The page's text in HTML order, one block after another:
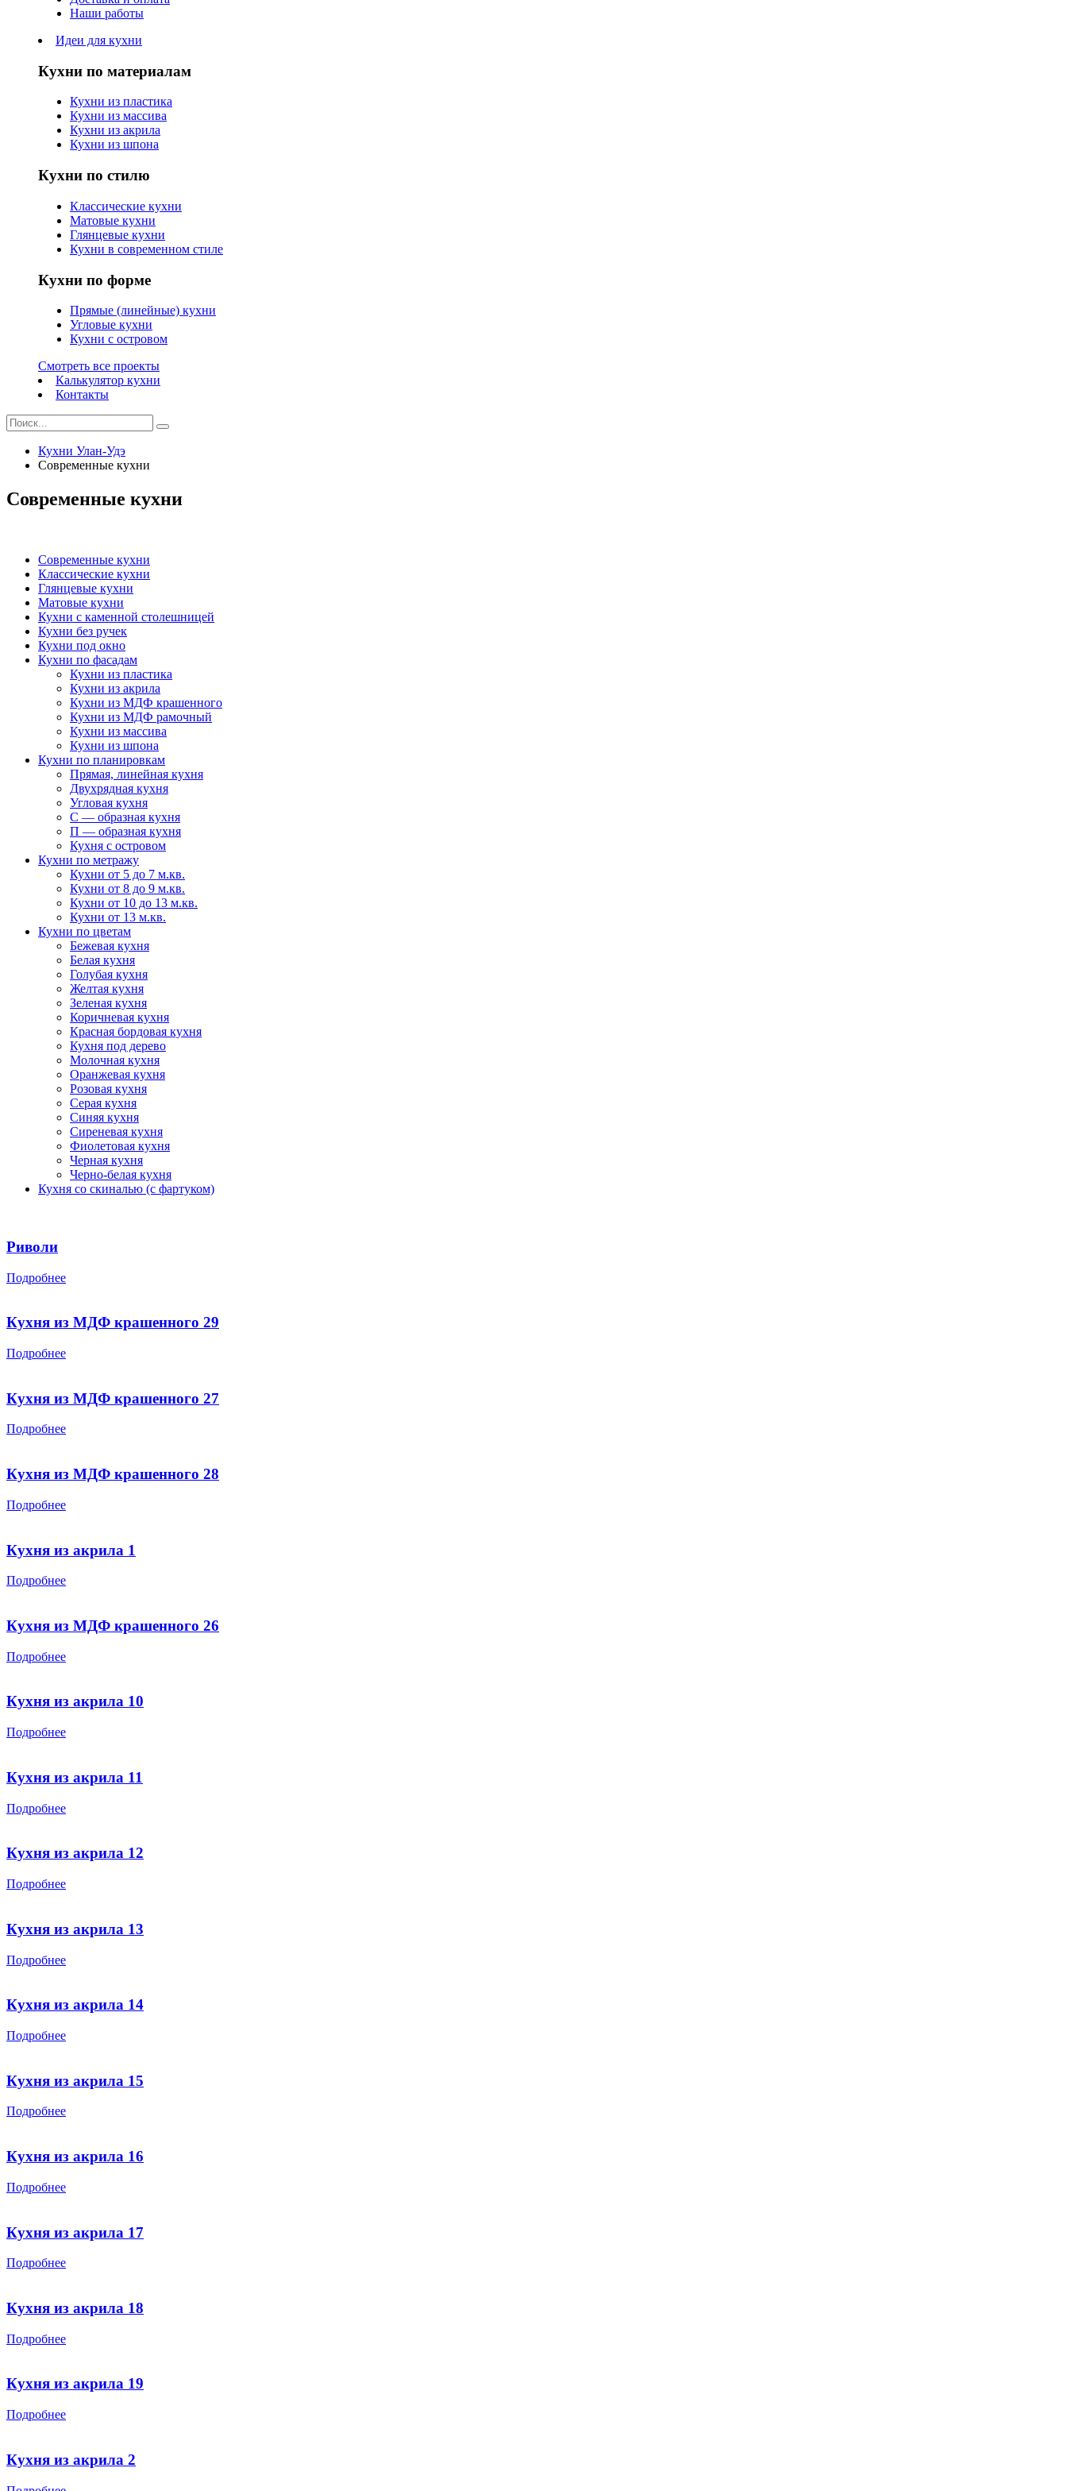
Наши работы
Идеи для кухни
Кухни по материалам
Кухни из пластика
Кухни из массива
Кухни из акрила
Кухни из шпона
Кухни по стилю
Классические кухни
Матовые кухни
Глянцевые кухни
Кухни в современном стиле
Кухни по форме
Прямые (линейные) кухни
Угловые кухни
Кухни с островом
Смотреть все проекты
Калькулятор кухни
Контакты
Кухни Улан-Удэ
Современные кухни
Современные кухни
Современные кухни
Классические кухни
Глянцевые кухни
Матовые кухни
Кухни с каменной столешницей
Кухни без ручек
Кухни под окно
Кухни по фасадам
Кухни из пластика
Кухни из акрила
Кухни из МДФ крашенного
Кухни из МДФ рамочный
Кухни из массива
Кухни из шпона
Кухни по планировкам
Прямая, линейная кухня
Двухрядная кухня
Угловая кухня
С — образная кухня
П — образная кухня
Кухня с островом
Кухни по метражу
Кухни от 5 до 7 м.кв.
Кухни от 8 до 9 м.кв.
Кухни от 10 до 13 м.кв.
Кухни от 13 м.кв.
Кухни по цветам
Бежевая кухня
Белая кухня
Голубая кухня
Желтая кухня
Зеленая кухня
Коричневая кухня
Красная бордовая кухня
Кухня под дерево
Молочная кухня
Оранжевая кухня
Розовая кухня
Серая кухня
Синяя кухня
Сиреневая кухня
Фиолетовая кухня
Черная кухня
Черно-белая кухня
Кухня со скиналью (с фартуком)
Риволи
Подробнее
Кухня из МДФ крашенного 29
Подробнее
Кухня из МДФ крашенного 27
Подробнее
Кухня из МДФ крашенного 28
Подробнее
Кухня из акрила 1
Подробнее
Кухня из МДФ крашенного 26
Подробнее
Кухня из акрила 10
Подробнее
Кухня из акрила 11
Подробнее
Кухня из акрила 12
Подробнее
Кухня из акрила 13
Подробнее
Кухня из акрила 14
Подробнее
Кухня из акрила 15
Подробнее
Кухня из акрила 16
Подробнее
Кухня из акрила 17
Подробнее
Кухня из акрила 18
Подробнее
Кухня из акрила 19
Подробнее
Кухня из акрила 2